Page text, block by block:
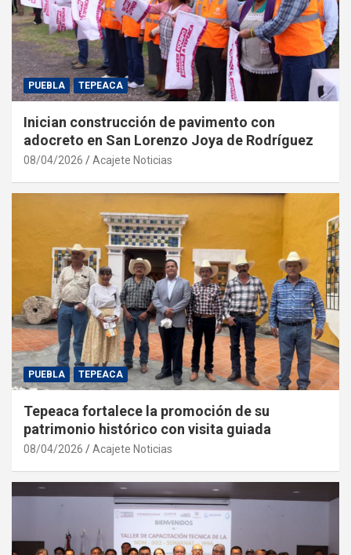
PUEBLA TEPEACA
Inician construcción de pavimento con
adocreto en San Lorenzo Joya de Rodríguez
08/04/2026 Acajete Noticias
PUEBLA TEPEACA
Tepeaca fortalece la promoción de su
patrimonio histórico con visita guiada
08/04/2026 Acajete Noticias